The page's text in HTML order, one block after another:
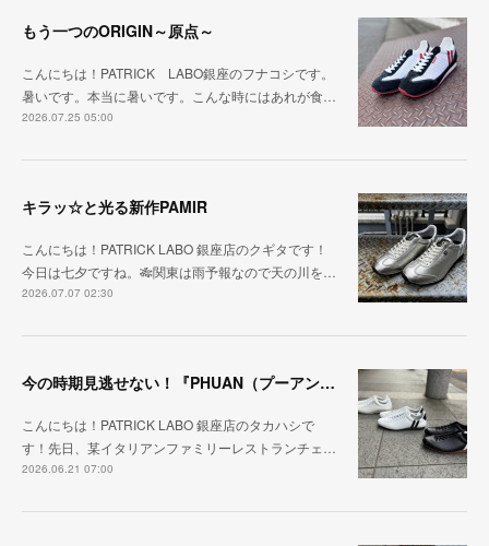
もう一つのORIGIN～原点～
こんにちは！PATRICK LABO銀座のフナコシです。
暑いです。本当に暑いです。こんな時にはあれが食…
2026.07.25 05:00
キラッ☆と光る新作PAMIR
こんにちは！PATRICK LABO 銀座店のクギタです！
今日は七夕ですね。🎋関東は雨予報なので天の川を…
2026.07.07 02:30
今の時期見逃せない！『PHUAN（プーアン）』
こんにちは！PATRICK LABO 銀座店のタカハシで
す！先日、某イタリアンファミリーレストランチェ…
2026.06.21 07:00